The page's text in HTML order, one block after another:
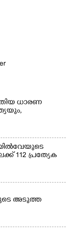
ധാരണ
112 പ്രത്യേക
അടുത്ത